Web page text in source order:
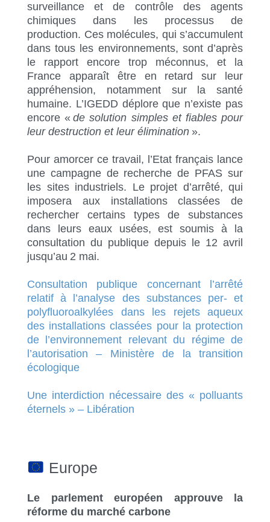
surveillance et de contrôle des agents
chimiques dans les processus de
production. Ces molécules, qui s’accumulent
dans tous les environnements, sont d’après
le rapport encore trop méconnus, et la
France apparaît être en retard sur leur
appréhension, notamment sur la santé
humaine. L’IGEDD déplore que n’existe pas
encore «de solution simples et fiables pour
leur destruction et leur élimination ».
Pour amorcer ce travail, l’Etat français lance
une campagne de recherche de PFAS sur
les sites industriels. Le projet d’arrêté, qui
imposera aux installations classées de
rechercher certains types de substances
dans leurs eaux usées, est soumis à la
consultation du publique depuis le 12 avril
jusqu’au 2 mai.
Consultation publique concernant l’arrêté
relatif à l’analyse des substances per- et
polyfluoroalkylées dans les rejets aqueux
des installations classées pour la protection
de l’environnement relevant du régime de
l’autorisation – Ministère de la transition
écologique
Une interdiction nécessaire des « polluants
éternels » – Libération
Europe
Le parlement européen approuve la
réforme du marché carbone